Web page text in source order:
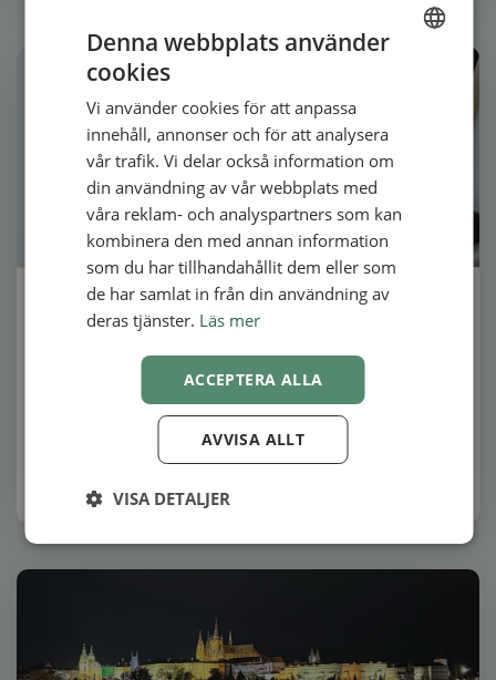
alt Et bord med en kalender, mobiltelefon, kopp med kaffe og en pc-
skjerm med flere avtaler
Hur du undviker dubbelbokning genom att
blockera kalenderåtkomst
Många har upplevt att bli irriterade på en dubbelbokning,
men det slipper du med kalenderspärr! Då behöver du inte
Av Sara Wickström
SWEDISH
Denna webbplats använder
cookies
Vi använder cookies för att anpassa
innehåll, annonser och för att analysera
vår trafik. Vi delar också information om
din användning av vår webbplats med
våra reklam- och analyspartners som kan
kombinera den med annan information
som du har tillhandahållit dem eller som
de har samlat in från din användning av
deras tjänster. Läs mer
ACCEPTERA ALLA
AVVISA ALLT
VISA DETALJER